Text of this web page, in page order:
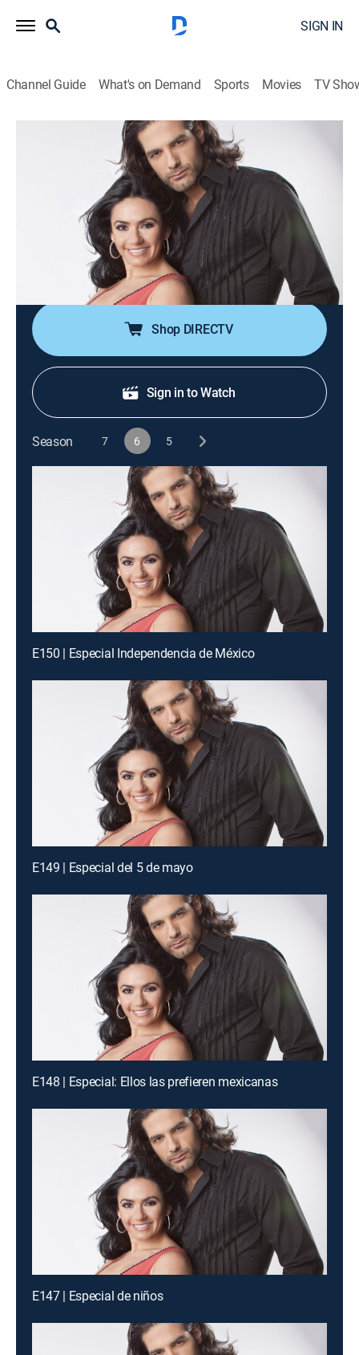
SIGN IN
Channel Guide What's on Demand Sports Movies TV
Airing | 8/12, 9:00a
S6 E141 | Especial de go go dancers
TV14|Game show|Universo|2012
Un programa de concurso picante, ligero y excitante el
cual busca formar una o varias parejas entre los
participantes que se gusten y se sientan atraídos.
Shop DIRECTV
Sign in to Watch
Season 7 6 5
E150 | Especial Independencia de México
E149 | Especial del 5 de mayo
E148 | Especial: Ellos las prefieren mexicanas
E147 | Especial de niños